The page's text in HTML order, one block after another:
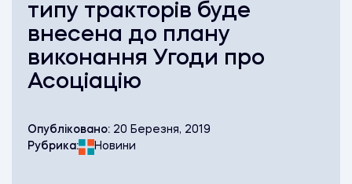
типу тракторів буде
внесена до плану
виконання Угоди про
Асоціацію
Опубліковано: 20 Березня, 2019
Рубрика:
Новини